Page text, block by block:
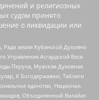
и религиозных
судом принято
о ликвидации или
Рада земли Кубанской Духовно
Управления Асгардской Веси
Перуна, Мужская Духовная
К Богодержавию, Таблиги
единство, Национал-
Объединенный Вилайат